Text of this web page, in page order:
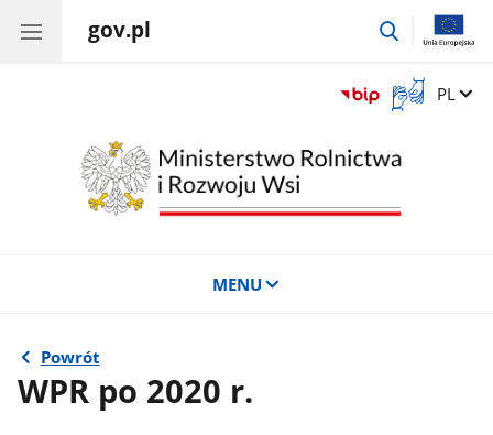
gov.pl
przejdź
Otwórz
okno
tłumaczem
migowego
Zmień
PL
MENU
Powrót
WPR po 2020 r.